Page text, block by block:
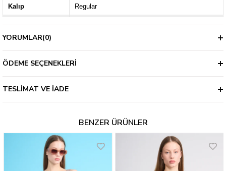
Kalıp Regular
YORUMLAR(0)
ÖDEME SEÇENEKLERI
TESLIMAT VE İADE
BENZER ÜRÜNLER